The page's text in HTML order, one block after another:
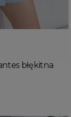
błękitna